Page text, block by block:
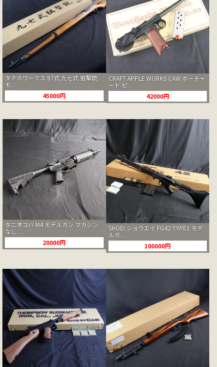
タナカワークス 97式 九七式 狙撃銃
モ...
45000円
CRAFT APPLE WORKS CAW ボーチャ
ード ピ...
42000円
タニオコバ M4 モデルガン マガジン
なし...
20000円
SHOEI ショウエイ FG42 TYPE1 モデ
ルガ...
100000円